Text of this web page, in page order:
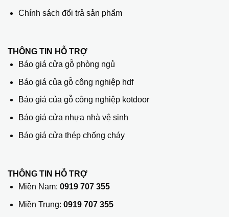
Chính sách đổi trả sản phẩm
THÔNG TIN HỖ TRỢ
Báo giá cửa gỗ phòng ngủ
Báo giá của gỗ công nghiệp hdf
Báo giá của gỗ công nghiệp kotdoor
Báo giá cửa nhựa nhà vệ sinh
Báo giá cửa thép chống cháy
THÔNG TIN HỖ TRỢ
Miền Nam: 0919 707 355
Miền Trung: 0919 707 355